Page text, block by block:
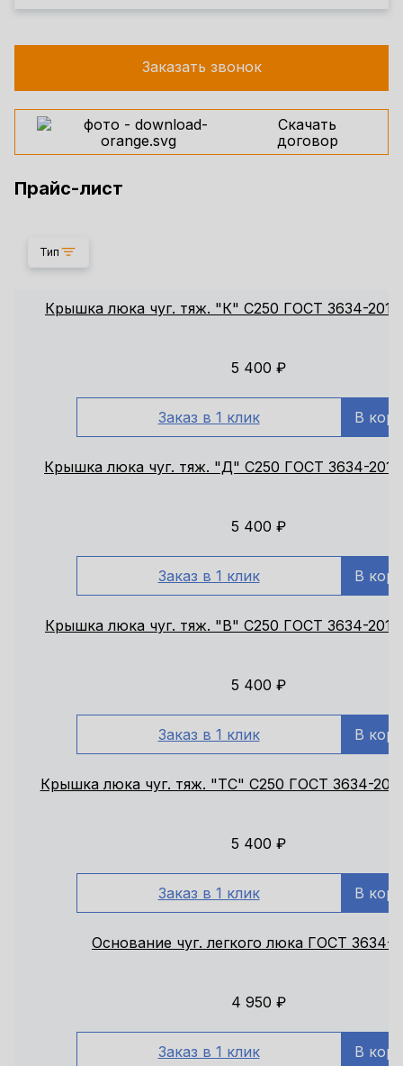
Заказать звонок
Скачать
договор
Прайс-лист
Тип
Крышка люка чуг. тяж. "К" С250 ГОСТ 3634-
5 400 ₽
Заказ в 1 клик В
Крышка люка чуг. тяж. "Д" С250 ГОСТ 3634-
5 400 ₽
Заказ в 1 клик В
Крышка люка чуг. тяж. "В" С250 ГОСТ 3634-
5 400 ₽
Заказ в 1 клик В
Крышка люка чуг. тяж. "ТС" С250 ГОСТ 3634-
5 400 ₽
Заказ в 1 клик В
Основание чуг. легкого люка ГОСТ 3634-
4 950 ₽
Заказ в 1 клик В